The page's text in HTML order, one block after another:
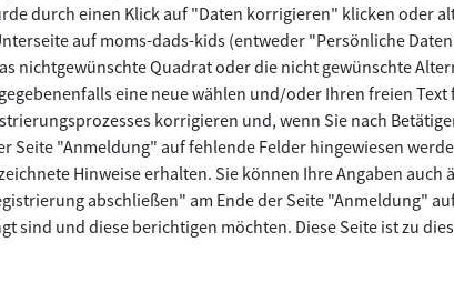
durch einen Klick auf "Daten korrigieren" klicken oder
auf moms-dads-kids (entweder "Persönliche
nichtgewünschte Quadrat oder die nicht gewünschte
eine neue wählen und/oder Ihren freien
korrigieren und, wenn Sie nach
Seite "Anmeldung" auf fehlende Felder hingewiesen
Hinweise erhalten. Sie können Ihre Angaben auch
abschließen" am Ende der Seite "Anmeldung"
sind und diese berichtigen möchten. Diese Seite ist zu